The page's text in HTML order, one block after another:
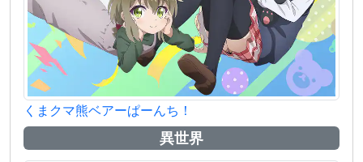
くまクマ熊ベアーぱーんち！
異世界